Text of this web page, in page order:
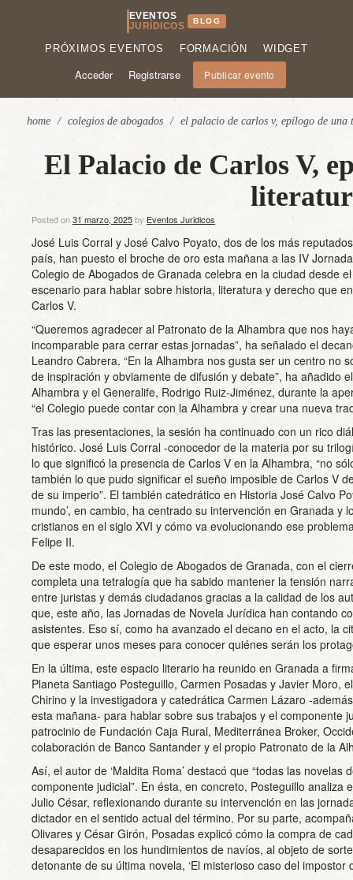
EVENTOS
JURÍDICOS
BLOG
PRÓXIMOS EVENTOS FORMACIÓN WIDGET
Acceder Registrarse Publicar evento
home / colegios de abogados / el palacio de carlos v, epílogo de
El Palacio de Carlos V,
Posted on31 marzo, 2025by Eventos Juridicos
José Luis Corral y José Calvo Poyato, dos de los más
país, han puesto el broche de oro esta mañana a las IV
Colegio de Abogados de Granada celebra en la ciudad desde
escenario para hablar sobre historia, literatura y derecho que
Carlos V.
“Queremos agradecer al Patronato de la Alhambra que nos
incomparable para cerrar estas jornadas”, ha señalado el
Leandro Cabrera. “En la Alhambra nos gusta ser un centro no
de inspiración y obviamente de difusión y debate”, ha añadido
Alhambra y el Generalife, Rodrigo Ruiz-Jiménez, durante la
“el Colegio puede contar con la Alhambra y crear una nueva
Tras las presentaciones, la sesión ha continuado con un rico
histórico. José Luis Corral -conocedor de la materia por su
lo que significó la presencia de Carlos V en la Alhambra, “no
también lo que pudo significar el sueño imposible de Carlos V
de su imperio”. El también catedrático en Historia José Calvo
mundo’, en cambio, ha centrado su intervención en Granada y
cristianos en el siglo XVI y cómo va evolucionando ese
Felipe II.
De este modo, el Colegio de Abogados de Granada, con el
completa una tetralogía que ha sabido mantener la tensión
entre juristas y demás ciudadanos gracias a la calidad de los
que, este año, las Jornadas de Novela Jurídica han contando
asistentes. Eso sí, como ha avanzado el decano en el acto, la
que esperar unos meses para conocer quiénes serán los
En la última, este espacio literario ha reunido en Granada a
Planeta Santiago Posteguillo, Carmen Posadas y Javier Moro,
Chirino y la investigadora y catedrática Carmen Lázaro -
esta mañana- para hablar sobre sus trabajos y el componente
patrocinio de Fundación Caja Rural, Mediterránea Broker,
colaboración de Banco Santander y el propio Patronato de la
Así, el autor de ‘Maldita Roma’ destacó que “todas las novelas
componente judicial”. En ésta, en concreto, Posteguillo analiza
Julio César, reflexionando durante su intervención en las
dictador en el sentido actual del término. Por su parte,
Olivares y César Girón, Posadas explicó cómo la compra de
desaparecidos en los hundimientos de navíos, al objeto de
detonante de su última novela, ‘El misterioso caso del impostor